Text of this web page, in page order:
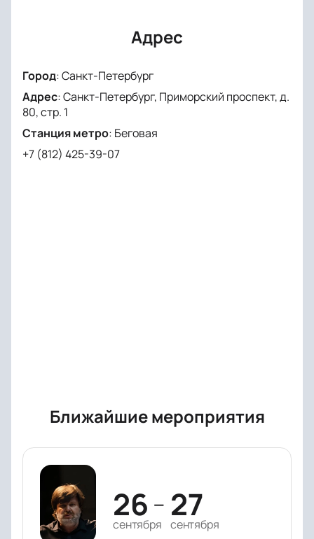
Адрес
Город:Санкт-Петербург
Адрес:Санкт-Петербург, Приморский проспект, д.
80, стр. 1
Станция метро: Беговая
+7 (812) 425-39-07
Ближайшие мероприятия
26
сентября
— 27
сентября